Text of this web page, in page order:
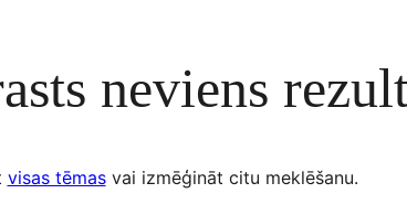
neviens
visas tēmasvai izmēģināt citu meklēšanu.